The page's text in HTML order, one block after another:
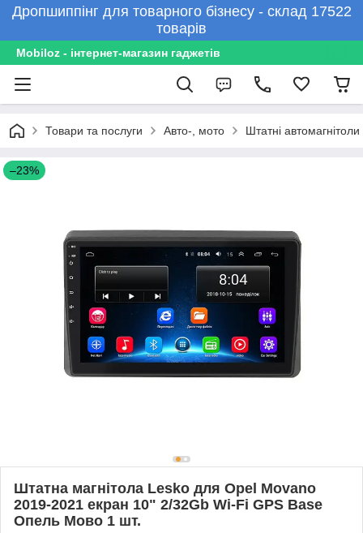
Дропшиппінг для товарного бізнесу - склад 17522
товарів
Mobiloz - інтернет-магазин гаджетів
Товари та послуги Авто-, мото Штатні автомагнітоли
–23%
Штатна магнітола Lesko для Opel Movano
2019-2021 екран 10" 2/32Gb Wi-Fi GPS Base
Опель Мово 1 шт.